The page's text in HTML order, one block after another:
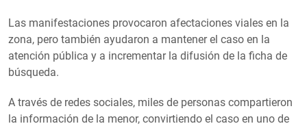
Las manifestaciones provocaron afectaciones viales en la
zona, pero también ayudaron a mantener el caso en la
atención pública y a incrementar la difusión de la ficha de
búsqueda.
A través de redes sociales, miles de personas compartieron
la información de la menor, convirtiendo el caso en uno de